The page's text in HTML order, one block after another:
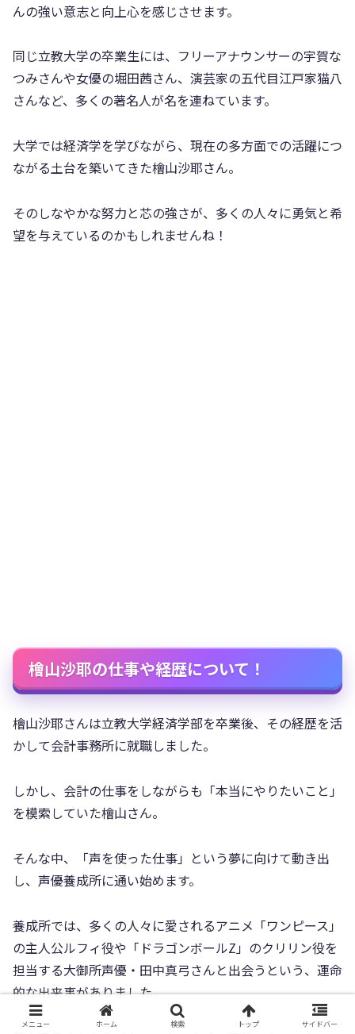
んの強い意志と向上心を感じさせます。
同じ立教大学の卒業生には、フリーアナウンサーの宇賀な
つみさんや女優の堀田茜さん、演芸家の五代目江戸家猫八
さんなど、多くの著名人が名を連ねています。
大学では経済学を学びながら、現在の多方面での活躍につ
ながる土台を築いてきた檜山沙耶さん。
そのしなやかな努力と芯の強さが、多くの人々に勇気と希
望を与えているのかもしれませんね！
檜山沙耶の仕事や経歴について！
檜山沙耶さんは立教大学経済学部を卒業後、その経歴を活
かして会計事務所に就職しました。
しかし、会計の仕事をしながらも「本当にやりたいこと」
を模索していた檜山さん。
そんな中、「声を使った仕事」という夢に向けて動き出
し、声優養成所に通い始めます。
養成所では、多くの人々に愛されるアニメ「ワンピース」
の主人公ルフィ役や「ドラゴンボールZ」のクリリン役を
担当する大御所声優・田中真弓さんと出会うという、運命
的な出来事がありました。
メニュー ホーム 検索 トップ サイドバー